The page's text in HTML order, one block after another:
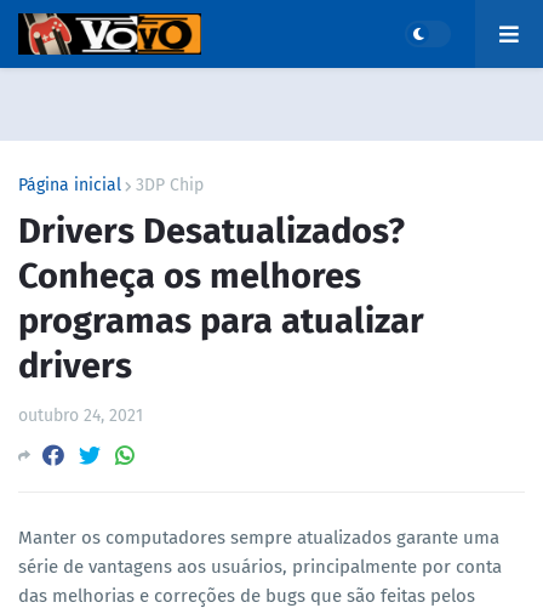
Página inicial 3DP Chip
Drivers Desatualizados?
Conheça os melhores
programas para atualizar
drivers
outubro 24, 2021
Manter os computadores sempre atualizados garante uma
série de vantagens aos usuários, principalmente por conta
das melhorias e correções de bugs que são feitas pelos